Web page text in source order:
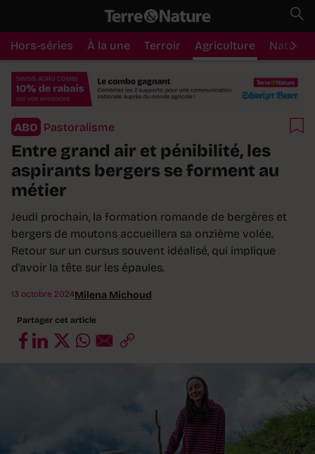
Hors-séries À la une Terroir Agriculture Nature
ABO Pastoralisme
Entre grand air et pénibilité, les
aspirants bergers se forment au
métier
Jeudi prochain, la formation romande de bergères et
bergers de moutons accueillera sa onzième volée.
Retour sur un cursus souvent idéalisé, qui implique
d'avoir la tête sur les épaules.
13 octobre 2024Milena Michoud
Partager cet article